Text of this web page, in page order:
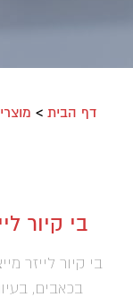
דף הבית >
בי קיור
בי קיור לייזר
בכאבים,